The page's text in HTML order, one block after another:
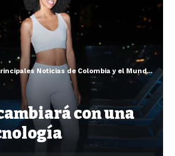
Colombia Mundo - Principales Noticias de Colombia y el Mundo Hoy
con una